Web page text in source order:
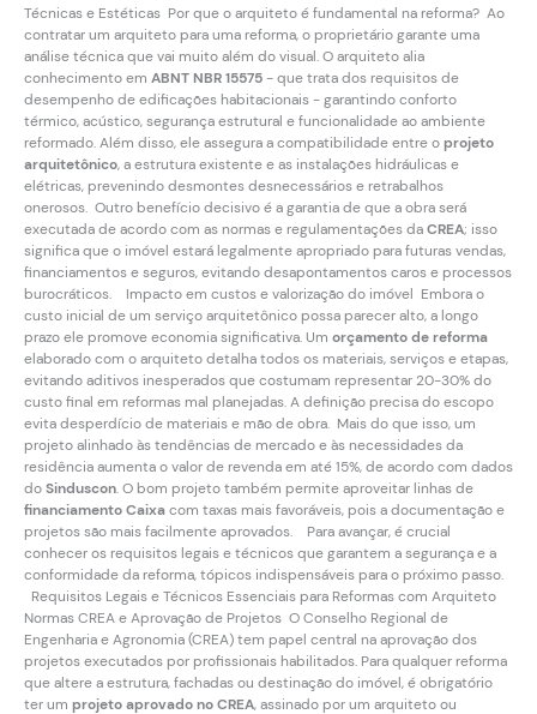
Técnicas e Estéticas Por que o arquiteto é fundamental na reforma? Ao
contratar um arquiteto para uma reforma, o proprietário garante uma
análise técnica que vai muito além do visual. O arquiteto alia
conhecimento em ABNT NBR 15575- que trata dos requisitos de
desempenho de edificações habitacionais - garantindo conforto
térmico, acústico, segurança estrutural e funcionalidade ao ambiente
reformado. Além disso, ele assegura a compatibilidade entre oprojeto
arquitetônico, a estrutura existente e as instalações hidráulicas e
elétricas, prevenindo desmontes desnecessários e retrabalhos
onerosos. Outro benefício decisivo é a garantia de que a obra será
executada de acordo com as normas e regulamentações daCREA; isso
significa que o imóvel estará legalmente apropriado para futuras vendas,
financiamentos e seguros, evitando desapontamentos caros e processos
burocráticos. Impacto em custos e valorização do imóvel Embora o
custo inicial de um serviço arquitetônico possa parecer alto, a longo
prazo ele promove economia significativa. Um orçamento de reforma
elaborado com o arquiteto detalha todos os materiais, serviços e etapas,
evitando aditivos inesperados que costumam representar 20-30% do
custo final em reformas mal planejadas. A definição precisa do escopo
evita desperdício de materiais e mão de obra. Mais do que isso, um
projeto alinhado às tendências de mercado e às necessidades da
residência aumenta o valor de revenda em até 15%, de acordo com dados
doSinduscon. O bom projeto também permite aproveitar linhas de
financiamento Caixacom taxas mais favoráveis, pois a documentação e
projetos são mais facilmente aprovados. Para avançar, é crucial
conhecer os requisitos legais e técnicos que garantem a segurança e a
conformidade da reforma, tópicos indispensáveis para o próximo passo.
Requisitos Legais e Técnicos Essenciais para Reformas com Arquiteto
Normas CREA e Aprovação de Projetos O Conselho Regional de
Engenharia e Agronomia (CREA) tem papel central na aprovação dos
projetos executados por profissionais habilitados. Para qualquer reforma
que altere a estrutura, fachadas ou destinação do imóvel, é obrigatório
ter um projeto aprovado no CREA, assinado por um arquiteto ou